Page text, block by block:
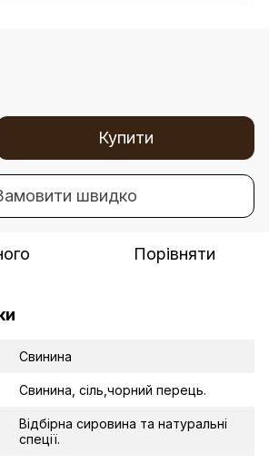
Купити
швидко
Порівняти
Свинина
Свинина, сіль,чорний перець.
Відбірна сировина та натуральні
спеції.